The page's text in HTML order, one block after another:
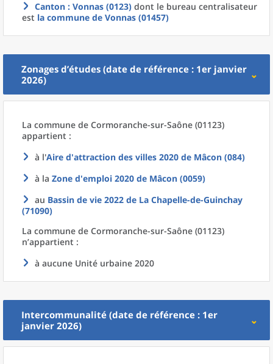
Canton : Vonnas (0123) dont le bureau centralisateur
est la commune de Vonnas (01457)
Zonages d’études (date de référence : 1er janvier
2026)
La commune de Cormoranche-sur-Saône (01123)
appartient :
à l'Aire d'attraction des villes 2020 de Mâcon (084)
à la Zone d'emploi 2020 de Mâcon (0059)
au Bassin de vie 2022 de La Chapelle-de-Guinchay
(71090)
La commune de Cormoranche-sur-Saône (01123)
n’appartient :
à aucune Unité urbaine 2020
Intercommunalité (date de référence : 1er
janvier 2026)